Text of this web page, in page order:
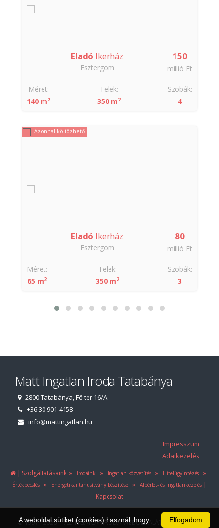
150
millió Ft
Eladó Ikerház
Esztergom
Szobák:
4
Méret:
140 m2
Telek:
350 m2
Azonnal költözhető
80
millió Ft
Eladó Ikerház
Esztergom
Szobák:
3
Méret:
65 m2
Telek:
350 m2
Matt Ingatlan Iroda Tatabánya
2800 Tatabánya, Fő tér 16/A.
+36 30 901-4158
info@mattingatlan.hu
Impresszum
Adatkezelés
| Szolgáltatásaink» Irodáink» Ingatlan közvetítés» Hitelügyintézés»
Értékbecslés » Energetikai tanúsítvány készítése » Albérlet- és ingatlankezelés |
Kapcsolat
© 1997 - 2026 AZ INGATLANIRODA WEBOLDALÁT ÉS ÜGYVITELI
Elfogadom
A weboldal sütiket (cookies) használ, hogy